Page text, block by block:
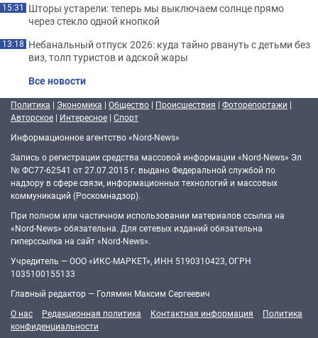
15:31 Шторы устарели: теперь мы выключаем солнце прямо
через стекло одной кнопкой
13:18 Небанальный отпуск 2026: куда тайно рвануть с детьми без
виз, толп туристов и адской жары
Все новости
Политика | Экономика | Общество | Происшествия | Фоторепортажи |
Авторское | Интересное | Спорт
Информационное агентство «Nord-News»
Запись о регистрации средства массовой информации «Nord-News» Эл
№ ФС77-62541 от 27.07.2015 г. выдано Федеральной службой по
надзору в сфере связи, информационных технологий и массовых
коммуникаций (Роскомнадзор).
При полном или частичном использовании материалов ссылка на
«Nord-News» обязательна. Для сетевых изданий обязательна
гиперссылка на сайт «Nord-News».
Учредитель — ООО «ИКС-МАРКЕТ», ИНН 5190310423, ОГРН
1035100155133
Главный редактор — Голямин Максим Сергеевич
О нас
Редакционная политика Контактная информация
Политика
конфиденциальности